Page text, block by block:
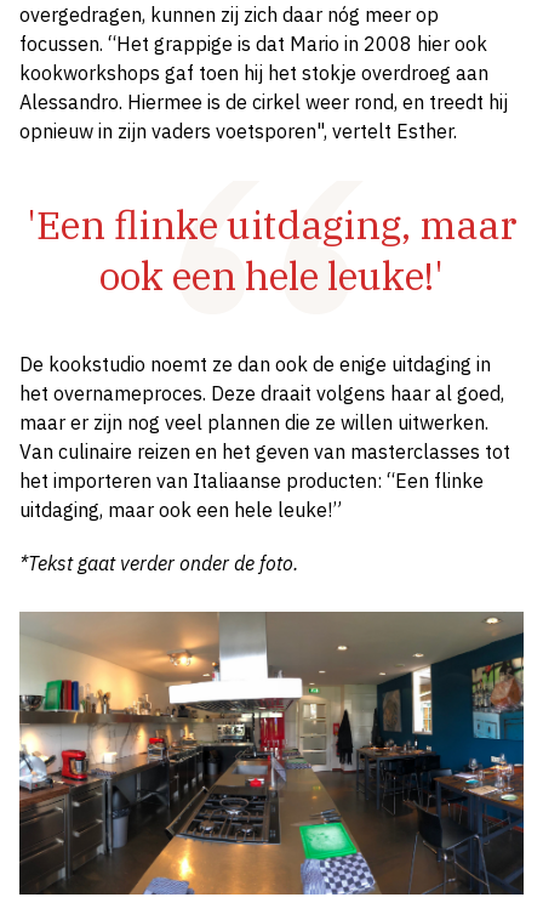
overgedragen, kunnen zij zich daar nóg meer op
focussen. “Het grappige is dat Mario in 2008 hier ook
kookworkshops gaf toen hij het stokje overdroeg aan
Alessandro. Hiermee is de cirkel weer rond, en treedt hij
opnieuw in zijn vaders voetsporen", vertelt Esther.
'Een flinke uitdaging, maar
ook een hele leuke!'
De kookstudio noemt ze dan ook de enige uitdaging in
het overnameproces. Deze draait volgens haar al goed,
maar er zijn nog veel plannen die ze willen uitwerken.
Van culinaire reizen en het geven van masterclasses tot
het importeren van Italiaanse producten: “Een flinke
uitdaging, maar ook een hele leuke!”
*Tekst gaat verder onder de foto.